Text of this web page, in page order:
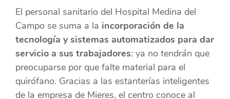
El personal sanitario del Hospital Medina del
Campo se suma a la incorporación de la
tecnología y sistemas automatizados para dar
servicio a sus trabajadores: ya no tendrán que
preocuparse por que falte material para el
quirófano. Gracias a las estanterías inteligentes
de la empresa de Mieres, el centro conoce al